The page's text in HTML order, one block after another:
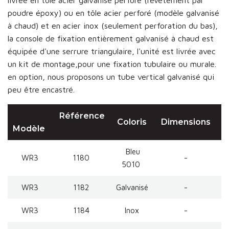
poudre époxy) ou en tôle acier perforé (modèle galvanisé
à chaud) et en acier inox (seulement perforation du bas),
la console de fixation entièrement galvanisé à chaud est
équipée d'une serrure triangulaire, l'unité est livrée avec
un kit de montage,pour une fixation tubulaire ou murale.
en option, nous proposons un tube vertical galvanisé qui
peu être encastré.
Modèle
Référence
Coloris Dimensions
WR3 1180
Bleu
5010
-
WR3 1182 Galvanisé -
WR3 1184 Inox -